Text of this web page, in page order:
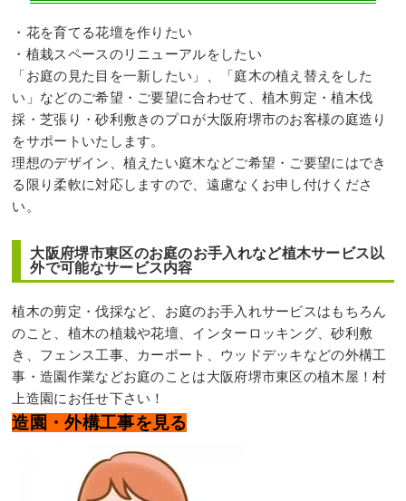
・花を育てる花壇を作りたい
・植栽スペースのリニューアルをしたい
「お庭の見た目を一新したい」、「庭木の植え替えをした
い」などのご希望・ご要望に合わせて、植木剪定・植木伐
採・芝張り・砂利敷きのプロが大阪府堺市のお客様の庭造り
をサポートいたします。
理想のデザイン、植えたい庭木などご希望・ご要望にはでき
る限り柔軟に対応しますので、遠慮なくお申し付けくださ
い。
大阪府堺市東区のお庭のお手入れなど植木サービス以
外で可能なサービス内容
植木の剪定・伐採など、お庭のお手入れサービスはもちろん
のこと、植木の植栽や花壇、インターロッキング、砂利敷
き、フェンス工事、カーポート、ウッドデッキなどの外構工
事・造園作業などお庭のことは大阪府堺市東区の植木屋！村
上造園にお任せ下さい！
造園・外構工事を見る